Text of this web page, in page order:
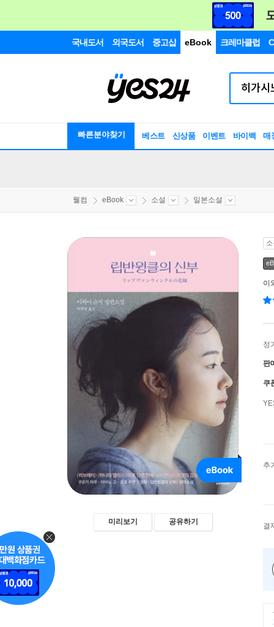
국내도서 외국도서 중고샵 eBook 크레마클럽
빠른분야찾기 베스트 신상품 이벤트 바이백 매
웰컴 eBook 소설 일본소설
미리보기 공유하기
이
정
판
쿠
추
결